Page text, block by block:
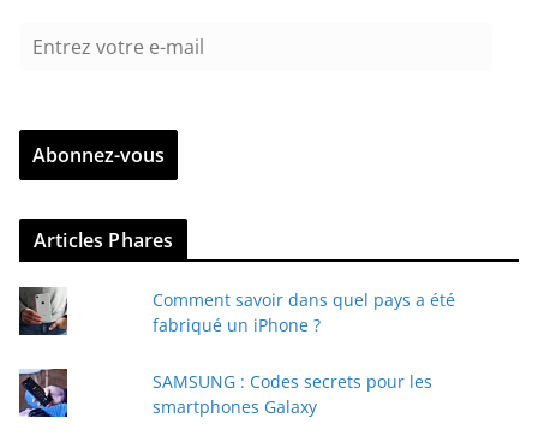
r
z
v
r
e
e
-
Abonnez-vous
Articles Phares
Comment savoir dans quel pays a été
fabriqué un iPhone ?
SAMSUNG : Codes secrets pour les
smartphones Galaxy